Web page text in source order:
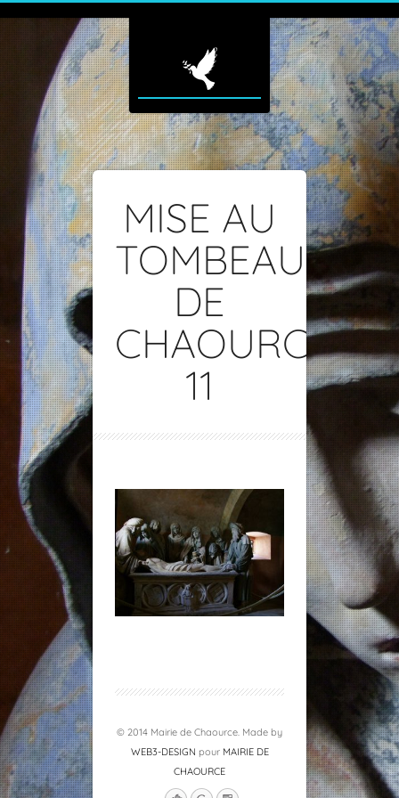
MISE AU
TOMBEAU
DE
CHAOURCE-
11
© 2014 Mairie de Chaource. Made by
WEB3-DESIGN pour MAIRIE DE
CHAOURCE